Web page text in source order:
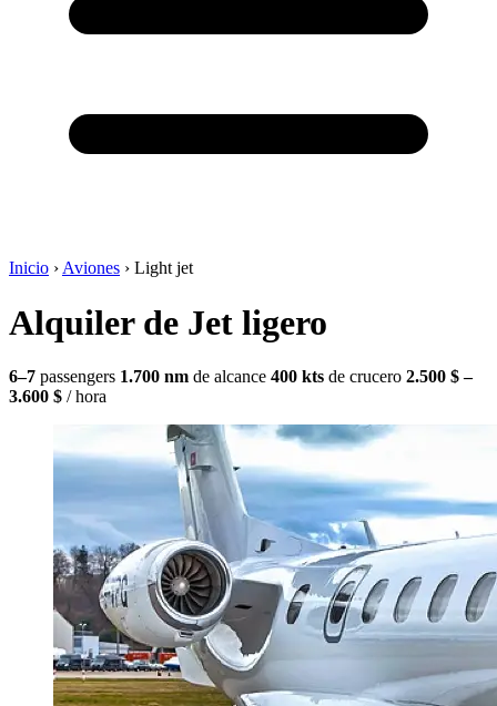
Inicio › Aviones › Light jet
Alquiler de Jet ligero
6–7 passengers 1.700 nm de alcance 400 kts de crucero 2.500 $ –
3.600 $ / hora